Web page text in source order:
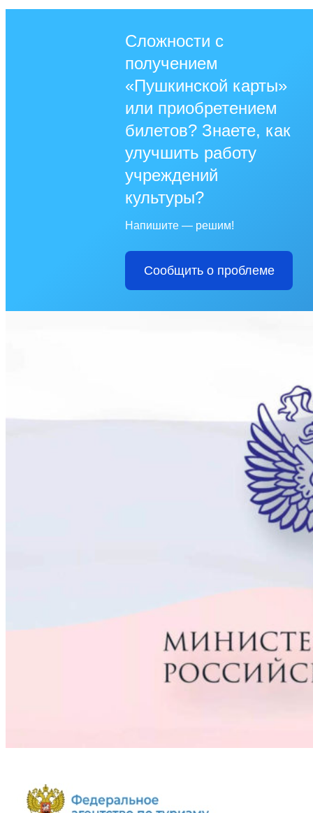
Сложности с
получением
«Пушкинской карты»
или приобретением
билетов? Знаете, как
улучшить работу
учреждений
культуры?
Напишите — решим!
Сообщить о проблеме